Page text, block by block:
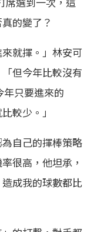
的變了？
就揮。」林安可
但今年比較沒有
只要進來的
較少。」
自己的揮棒策略
很高，他坦承，
造成我的球數都比